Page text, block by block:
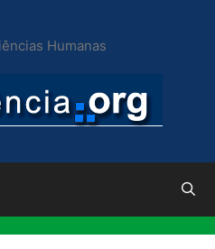
Humanas